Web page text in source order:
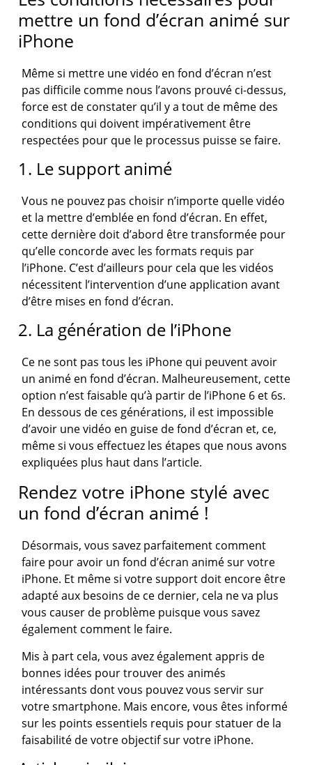
mettre un fond d’écran animé sur
iPhone
Même si mettre une vidéo en fond d’écran n’est
pas difficile comme nous l’avons prouvé ci-dessus,
force est de constater qu’il y a tout de même des
conditions qui doivent impérativement être
respectées pour que le processus puisse se faire.
1. Le support animé
Vous ne pouvez pas choisir n’importe quelle vidéo
et la mettre d’emblée en fond d’écran. En effet,
cette dernière doit d’abord être transformée pour
qu’elle concorde avec les formats requis par
l’iPhone. C’est d’ailleurs pour cela que les vidéos
nécessitent l’intervention d’une application avant
d’être mises en fond d’écran.
2. La génération de l’iPhone
Ce ne sont pas tous les iPhone qui peuvent avoir
un animé en fond d’écran. Malheureusement, cette
option n’est faisable qu’à partir de l’iPhone 6 et 6s.
En dessous de ces générations, il est impossible
d’avoir une vidéo en guise de fond d’écran et, ce,
même si vous effectuez les étapes que nous avons
expliquées plus haut dans l’article.
Rendez votre iPhone stylé avec
un fond d’écran animé !
Désormais, vous savez parfaitement comment
faire pour avoir un fond d’écran animé sur votre
iPhone. Et même si votre support doit encore être
adapté aux besoins de ce dernier, cela ne va plus
vous causer de problème puisque vous savez
également comment le faire.
Mis à part cela, vous avez également appris de
bonnes idées pour trouver des animés
intéressants dont vous pouvez vous servir sur
votre smartphone. Mais encore, vous êtes informé
sur les points essentiels requis pour statuer de la
faisabilité de votre objectif sur votre iPhone.